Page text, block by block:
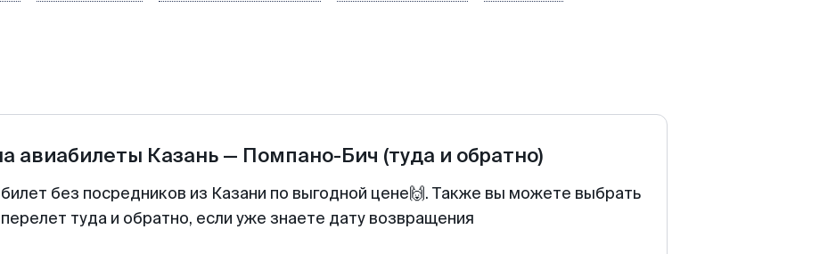
авиабилеты Казань — Помпано-Бич (туда и обратно)
без посредников из Казани по выгодной цене🙌. Также вы можете выбрать
перелет туда и обратно, если уже знаете дату возвращения